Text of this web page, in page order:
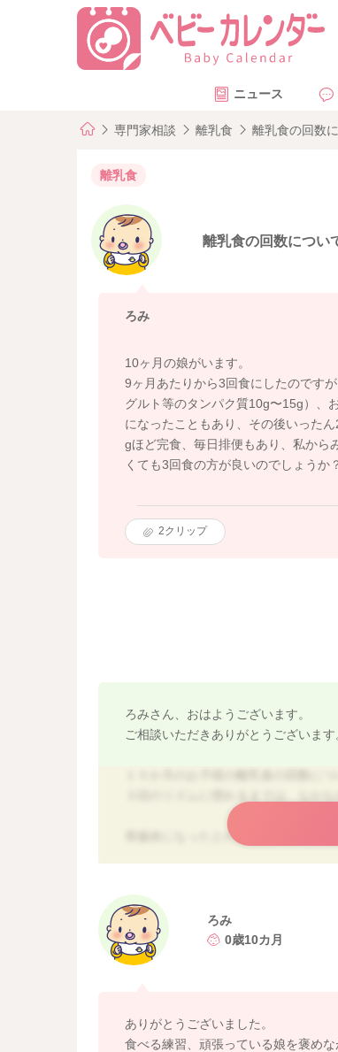
ニュース
専門家相談 離乳食 離乳食の回数
離乳食
離乳食の回数につい
ろみ
10ヶ月の娘がいます。
9ヶ月あたりから3回食にしたのです
グルト等のタンパク質10g〜15g）、
になったこともあり、その後いった
gほど完食、毎日排便もあり、私から
くても3回食の方が良いのでしょうか
2クリップ
ろみさん、おはようございます。
ご相談いただきありがとうございます
胃腸炎になったとのことなので、数
お子様のご機嫌が良い時間を見計ら
ね。
また、離乳食は完食することやたく
お粥30gと野菜20g、ヨーグルト等の
ろみ
0歳10カ月
ありがとうございました。
食べる練習、頑張っている娘を褒め